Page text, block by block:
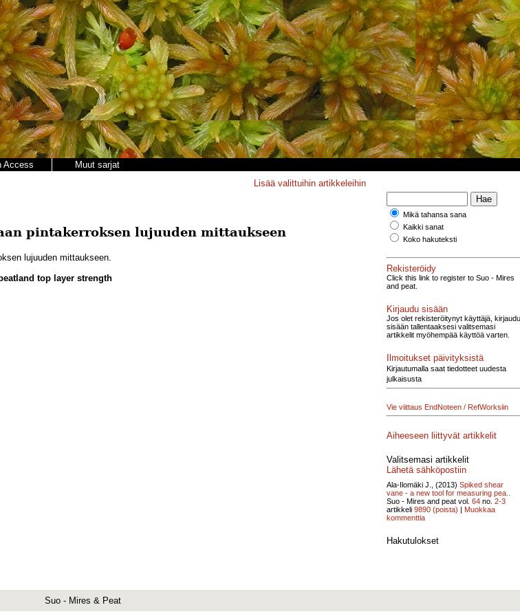
Access Muut sarjat
Lisää valittuihin artikkeleihin
pintakerroksen lujuuden mittaukseen
lujuuden mittaukseen.
top layer strength
Mikä tahansa sana
Kaikki sanat
Koko hakuteksti
Rekisteröidy
Click this link to register to Suo - Mires
and peat.
Kirjaudu sisään
Jos olet rekisteröitynyt käyttäjä, kirjaudu
sisään tallentaaksesi valitsemasi
artikkelit myöhempää käyttöä varten.
Ilmoitukset päivityksistä
Kirjautumalla saat tiedotteet uudesta
julkaisusta
Vie viittaus EndNoteen / RefWorksiin
Aiheeseen liittyvät artikkelit
Valitsemasi artikkelit
Lähetä sähköpostiin
Ala-Ilomäki J., (2013) Spiked shear
vane - a new tool for measuring pea..
Suo - Mires and peat vol. 64 no. 2-3
artikkeli 9890 (poista) | Muokkaa
kommenttia
Hakutulokset
Suo - Mires & Peat